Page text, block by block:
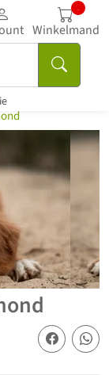
...
Winkelmand